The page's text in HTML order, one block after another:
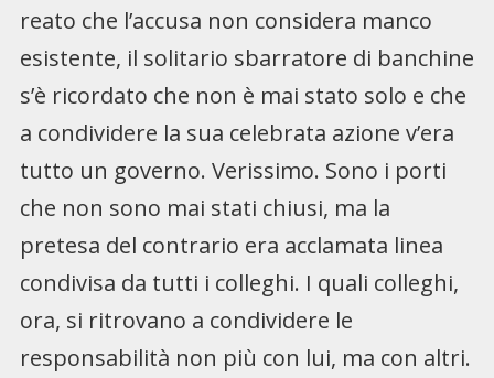
reato che l’accusa non considera manco
esistente, il solitario sbarratore di banchine
s’è ricordato che non è mai stato solo e che
a condividere la sua celebrata azione v’era
tutto un governo. Verissimo. Sono i porti
che non sono mai stati chiusi, ma la
pretesa del contrario era acclamata linea
condivisa da tutti i colleghi. I quali colleghi,
ora, si ritrovano a condividere le
responsabilità non più con lui, ma con altri.